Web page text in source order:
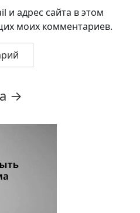
и адрес сайта в этом
моих комментариев.
→